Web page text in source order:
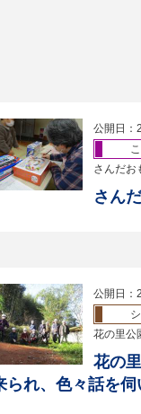
公開日：
さんだお
さん
公開日：
花の里公
花の
られ、色々話を伺